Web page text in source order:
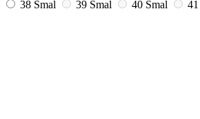
38 Smal 39 Smal 40 Smal
41